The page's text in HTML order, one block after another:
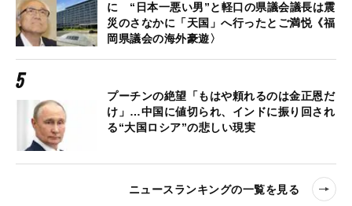
に “日本一悪い男”と軽口の県議会議長は震
災のさなかに「天国」へ行ったとご満悦《福
岡県議会の海外豪遊〉
プーチンの絶望「もはや頼れるのは金正恩だ
け」…中国に値切られ、インドに振り回され
る“大国ロシア”の悲しい現実
ニュースランキングの一覧を見る